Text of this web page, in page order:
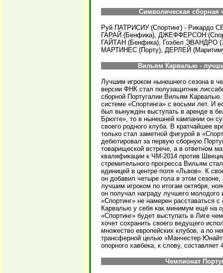
Символическая сборная
Руй ПАТРИСИУ (Спортинг) - Рикардо
ГАРАЙ (Бенфика), ДЖЕФФЕРСОН
ГАЙТАН (Бенфика), Гоэбел ЭВАНДРО
МАРТИНЕС (Порту), ДЕРЛЕЙ
Вильям Карвалью -
Лучшим игроком нынешнего сезона в
версии ФНК стал полузащитник
сборной Португалии Вильям
системе «Спортинга» с восьми лет. И
был вынужден выступать в аренде в
Брюгге», то в нынешней кампании он
своего родного клуба. В кратчайшее
только стал заметной фигурой в
дебютировал за первую сборную
товарищеской встрече, а в ответном
квалификации к ЧМ-2014 против
стремительного прогресса Вильям
единицей в центре поля «Львов». К
он добавил четыре гола в этом сезоне,
лучшим игроком по итогам октября,
он получал награду лучшего молодого
«Спортинг» не намерен расставаться
Карвалью у себя как минимум ещё на
«Спортинг» будет выступать в Лиге
хочет сохранить своего ведущего
множество европейских клубов, а по
трансферной целью «Манчестер
опорного хавбека, к слову,
Чемпионат